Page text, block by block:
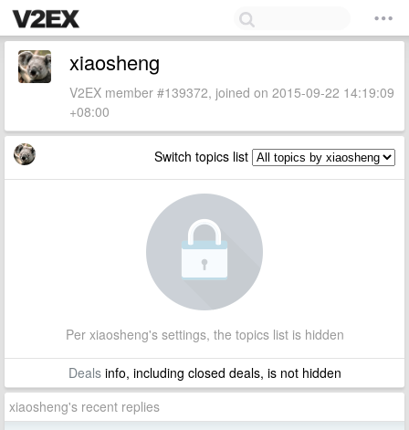
xiaosheng
V2EX member #139372, joined on 2015-09-22 14:19:09
+08:00
Switch topics list
Per xiaosheng's settings, the topics list is hidden
Dealsinfo, including closed deals, is not hidden
xiaosheng's recent replies